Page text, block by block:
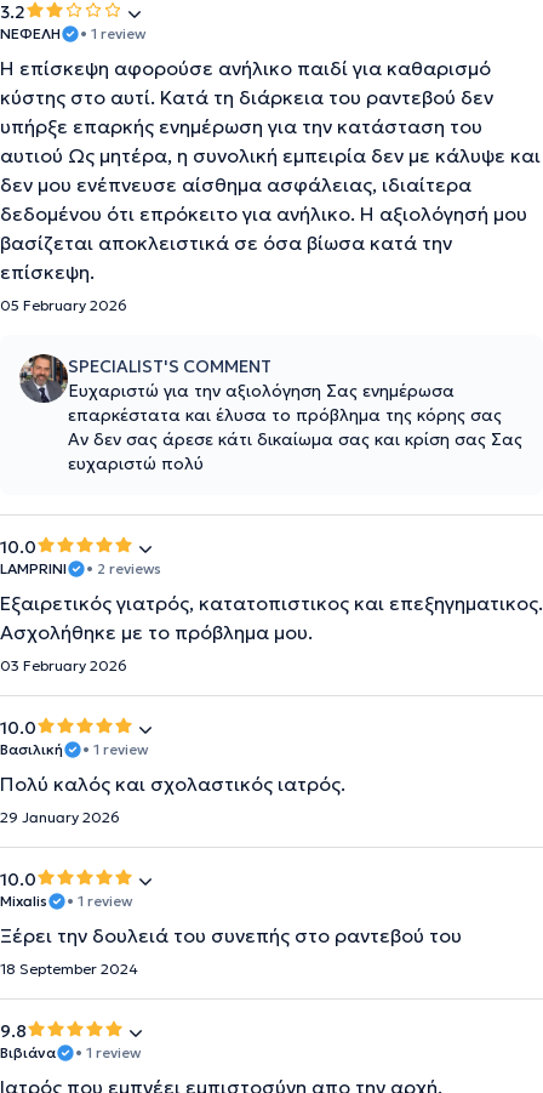
3.2
ΝΕΦΕΛΗ • 1 review
Η επίσκεψη αφορούσε ανήλικο παιδί για καθαρισμό
κύστης στο αυτί. Κατά τη διάρκεια του ραντεβού δεν
υπήρξε επαρκής ενημέρωση για την κατάσταση του
αυτιού Ως μητέρα, η συνολική εμπειρία δεν με κάλυψε και
δεν μου ενέπνευσε αίσθημα ασφάλειας, ιδιαίτερα
δεδομένου ότι επρόκειτο για ανήλικο. Η αξιολόγησή μου
βασίζεται αποκλειστικά σε όσα βίωσα κατά την
επίσκεψη.
05 February 2026
SPECIALIST'S COMMENT
Ευχαριστώ για την αξιολόγηση Σας ενημέρωσα
επαρκέστατα και έλυσα το πρόβλημα της κόρης σας
Αν δεν σας άρεσε κάτι δικαίωμα σας και κρίση σας Σας
ευχαριστώ πολύ
10.0
LAMPRINI • 2 reviews
Εξαιρετικός γιατρός, κατατοπιστικος και επεξηγηματικος.
Ασχολήθηκε με το πρόβλημα μου.
03 February 2026
10.0
Βασιλική • 1 review
Πολύ καλός και σχολαστικός ιατρός.
29 January 2026
10.0
Mixalis • 1 review
Ξέρει την δουλειά του συνεπής στο ραντεβού του
18 September 2024
9.8
Βιβιάνα • 1 review
Ιατρός που εμπνέει εμπιστοσύνη απο την αρχή.